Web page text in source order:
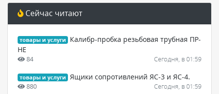
Сейчас читают
товары и услуги
Калибр-пробка резьбовая трубная ПР-
НЕ
84 Сегодня, в 01:59
товары и услуги Ящики сопротивлений ЯС-3 и ЯС-4.
880 Сегодня, в 01:59